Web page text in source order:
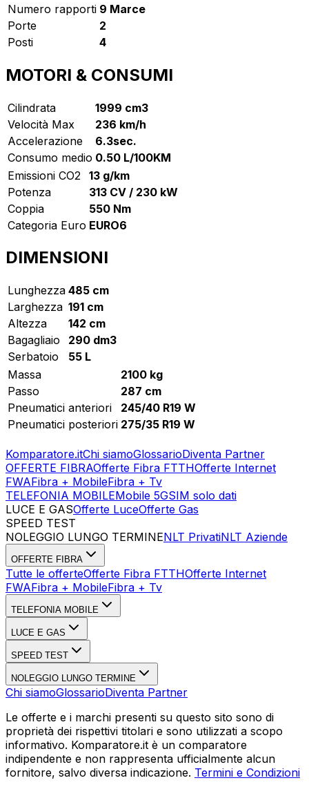
Numero rapporti 9 Marce
Porte
2
Posti
4
MOTORI & CONSUMI
Cilindrata
1999 cm3
Velocità Max
236 km/h
Accelerazione
6.3sec.
Consumo medio 0.50 L/100KM
Emissioni CO2
13 g/km
Potenza
313 CV / 230 kW
Coppia
550 Nm
Categoria Euro EURO6
DIMENSIONI
Lunghezza 485 cm
Larghezza 191 cm
Altezza
142 cm
Bagagliaio
290 dm3
Serbatoio
55 L
Massa
2100 kg
Passo
287 cm
Pneumatici anteriori
245/40 R19 W
Pneumatici posteriori 275/35 R19 W
Komparatore.itChi siamoGlossarioDiventa Partner
OFFERTE FIBRAOfferte Fibra FTTHOfferte Internet
FWAFibra + MobileFibra + Tv
TELEFONIA MOBILEMobile 5GSIM solo dati
LUCE E GASOfferte LuceOfferte Gas
SPEED TEST
NOLEGGIO LUNGO TERMINENLT PrivatiNLT Aziende
OFFERTE FIBRA
Tutte le offerteOfferte Fibra FTTHOfferte Internet
FWAFibra + MobileFibra + Tv
TELEFONIA MOBILE
LUCE E GAS
SPEED TEST
NOLEGGIO LUNGO TERMINE
Chi siamoGlossarioDiventa Partner
Le offerte e i marchi presenti su questo sito sono di
proprietà dei rispettivi titolari e sono utilizzati a scopo
informativo. Komparatore.it è un comparatore
indipendente e non rappresenta ufficialmente alcun
fornitore, salvo diversa indicazione. Termini e Condizioni